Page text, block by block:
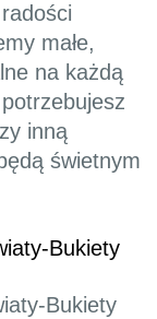
małe,
na każdą
inną
świetnym
Bukiety
Bukiety